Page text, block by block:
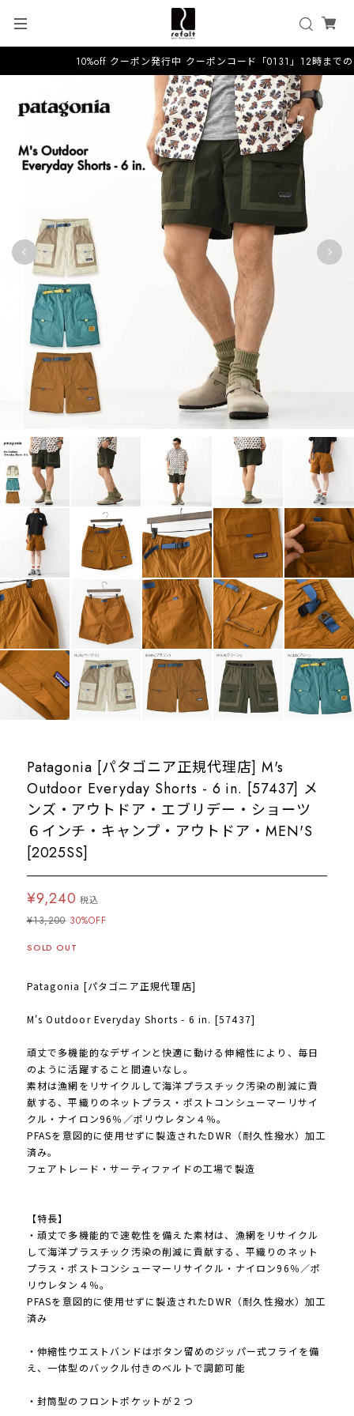
10%off クーポン発行中 クーポンコード「0131」12時まで
Patagonia [パタゴニア正規代理店] M's
Outdoor Everyday Shorts - 6 in. [57437] メ
ンズ・アウトドア・エブリデー・ショーツ
６インチ・キャンプ・アウトドア・MEN'S
[2025SS]
¥9,240 税込
¥13,200 30%OFF
SOLD OUT
Patagonia [パタゴニア正規代理店]
M's Outdoor Everyday Shorts - 6 in. [57437]
頑丈で多機能的なデザインと快適に動ける伸縮性により、毎日
のように活躍すること間違いなし。
素材は漁網をリサイクルして海洋プラスチック汚染の削減に貢
献する、平織りのネットプラス・ポストコンシューマーリサイ
クル・ナイロン96％／ポリウレタン４％。
PFASを意図的に使用せずに製造されたDWR（耐久性撥水）加工
済み。
フェアトレード・サーティファイドの工場で製造
【特長】
・頑丈で多機能的で速乾性を備えた素材は、漁網をリサイクル
して海洋プラスチック汚染の削減に貢献する、平織りのネット
プラス・ポストコンシューマーリサイクル・ナイロン96％／ポ
リウレタン４％。
PFASを意図的に使用せずに製造されたDWR（耐久性撥水）加工
済み
・伸縮性ウエストバンドはボタン留めのジッパー式フライを備
え、一体型のバックル付きのベルトで調節可能
・封筒型のフロントポケットが２つ